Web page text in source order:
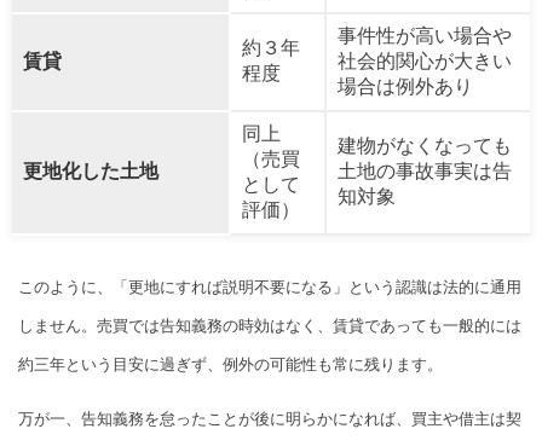
賃貸
約３年
程度
事件性が高い場合や
社会的関心が大きい
場合は例外あり
更地化した土地
同上
（売買
として
評価）
建物がなくなっても
土地の事故事実は告
知対象
このように、「更地にすれば説明不要になる」という認識は法的に通用
しません。売買では告知義務の時効はなく、賃貸であっても一般的には
約三年という目安に過ぎず、例外の可能性も常に残ります。
万が一、告知義務を怠ったことが後に明らかになれば、買主や借主は契